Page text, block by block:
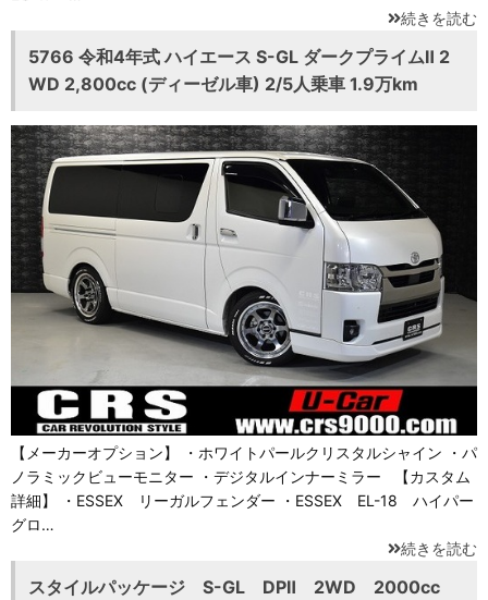
続きを読む
5766 令和4年式 ハイエース S-GL ダークプライムⅡ 2
WD 2,800cc (ディーゼル車) 2/5人乗車 1.9万km
【メーカーオプション】 ・ホワイトパールクリスタルシャイン ・パ
ノラミックビューモニター ・デジタルインナーミラー 【カスタム
詳細】 ・ESSEX リーガルフェンダー ・ESSEX EL-18 ハイパー
グロ…
続きを読む
スタイルパッケージ S-GL DPⅡ 2WD 2000cc